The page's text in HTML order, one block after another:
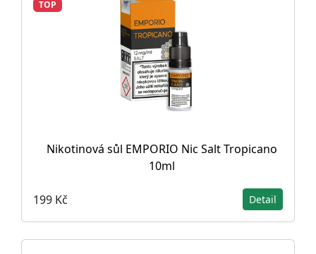
TOP
Nikotinová sůl EMPORIO Nic Salt Tropicano
10ml
199 Kč Detail